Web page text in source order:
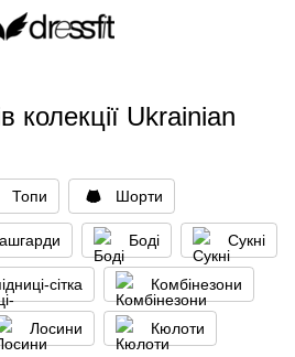
колекції Ukrainian
Топи Шорти
Боді Сукні
сітка Комбінезони
Лосини Кюлоти